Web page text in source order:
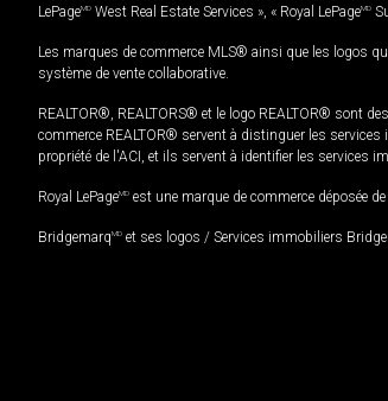
LePageMD West Real Estate Services », « Royal LePageMD
Les marques de commerce MLS® ainsi que les logos
système de vente collaborative.
REALTOR®, REALTORS® et le logo REALTOR® sont
commerce REALTOR® servent à distinguer les
propriété de l'ACI, et ils servent à identifier les services
Royal LePageMD est une marque de commerce déposée
BridgemarqMD et ses logos / Services immobiliers